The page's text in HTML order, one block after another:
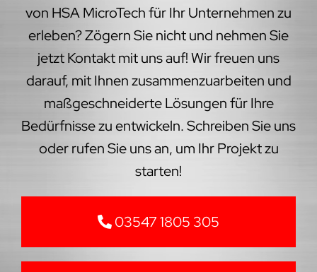
von HSA MicroTech für Ihr Unternehmen zu
erleben? Zögern Sie nicht und nehmen Sie
jetzt Kontakt mit uns auf! Wir freuen uns
darauf, mit Ihnen zusammenzuarbeiten und
maßgeschneiderte Lösungen für Ihre
Bedürfnisse zu entwickeln. Schreiben Sie uns
oder rufen Sie uns an, um Ihr Projekt zu
starten!
03547 1805 305